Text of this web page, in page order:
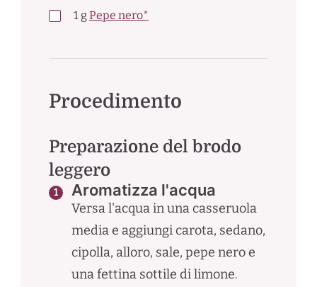
1 gPepe nero*
Procedimento
Preparazione del brodo
leggero
Aromatizza l'acqua
Versa l'acqua in una casseruola
media e aggiungi carota, sedano,
cipolla, alloro, sale, pepe nero e
una fettina sottile di limone.